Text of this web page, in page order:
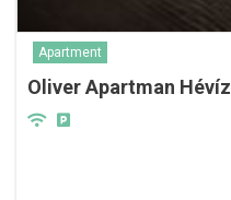
Apartment
Oliver Apartman Hévíz